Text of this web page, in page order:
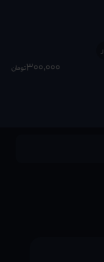
300٬000تومان